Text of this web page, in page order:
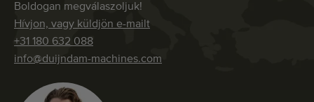
Boldogan megválaszoljuk!
Hívjon, vagy küldjön e-mailt
+31 180 632 088
info@duijndam-machines.com